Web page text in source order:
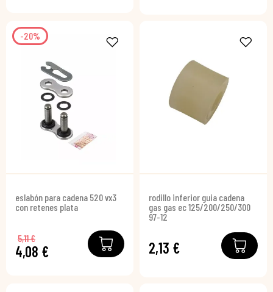
-20%
eslabón para cadena 520 vx3
con retenes plata
4,08 €
5,11 €
rodillo inferior guia cadena
gas gas ec 125/200/250/300
97-12
2,13 €